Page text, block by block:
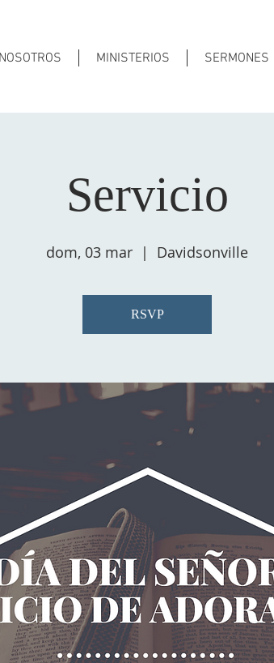
MINISTERIOS SERMONES
Servicio
dom, 03 mar
  |
Davidsonville
RSVP